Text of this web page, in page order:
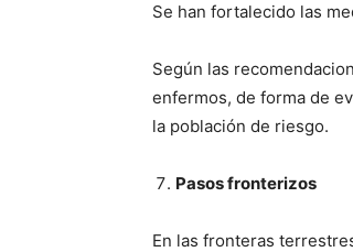
Se han fortalecido las
Según las
enfermos, de forma de
la población de riesgo.
Pasos fronterizos
En las fronteras